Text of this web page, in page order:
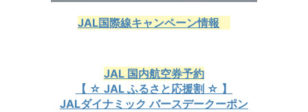
JAL国際線キャンペーン情報
JAL 国内航空券予約
【 ☆ JAL ふるさと応援割 ☆ 】
JALダイナミック バースデークーポン